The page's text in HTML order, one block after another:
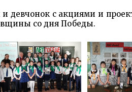
девчонок с акциями и
со дня Победы.